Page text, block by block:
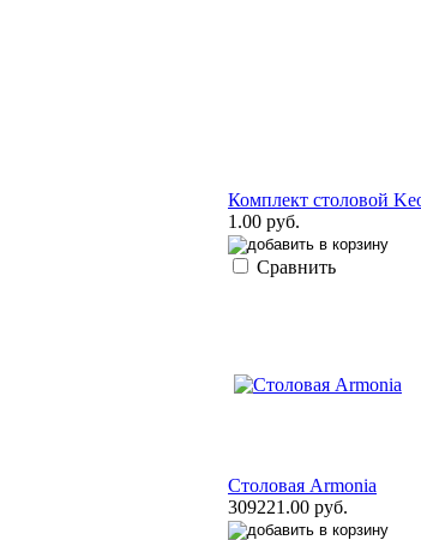
Комплект столовой
1.00 руб.
Сравнить
Столовая Armonia
309221.00 руб.